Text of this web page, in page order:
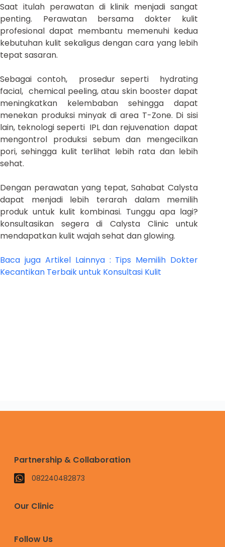
Saat itulah perawatan di klinik menjadi sangat
penting. Perawatan bersama dokter kulit
profesional dapat membantu memenuhi kedua
kebutuhan kulit sekaligus dengan cara yang lebih
tepat sasaran.
Sebagai contoh, prosedur seperti hydrating
facial, chemical peeling, atau skin booster dapat
meningkatkan kelembaban sehingga dapat
menekan produksi minyak di area T-Zone. Di sisi
lain, teknologi seperti IPL dan rejuvenation dapat
mengontrol produksi sebum dan mengecilkan
pori, sehingga kulit terlihat lebih rata dan lebih
sehat.
Dengan perawatan yang tepat, Sahabat Calysta
dapat menjadi lebih terarah dalam memilih
produk untuk kulit kombinasi. Tunggu apa lagi?
konsultasikan segera di Calysta Clinic untuk
mendapatkan kulit wajah sehat dan glowing.
Baca juga Artikel Lainnya : Tips Memilih Dokter
Kecantikan Terbaik untuk Konsultasi Kulit
Partnership & Collaboration
082240482873
Our Clinic
Follow Us